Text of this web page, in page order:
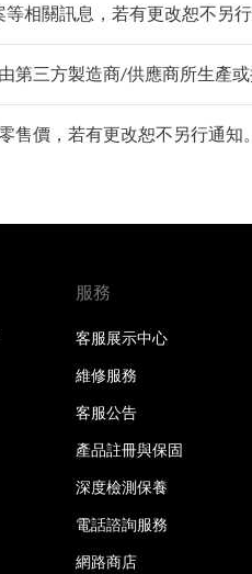
相關訊息，若有更改恕不另行
第三方製造商/供應商所生產或
售價，若有更改恕不另行通知。
服務
客服展示中心
維修服務
客服公告
產品註冊與保固
深度檢測保養
電話諮詢服務
網路商店